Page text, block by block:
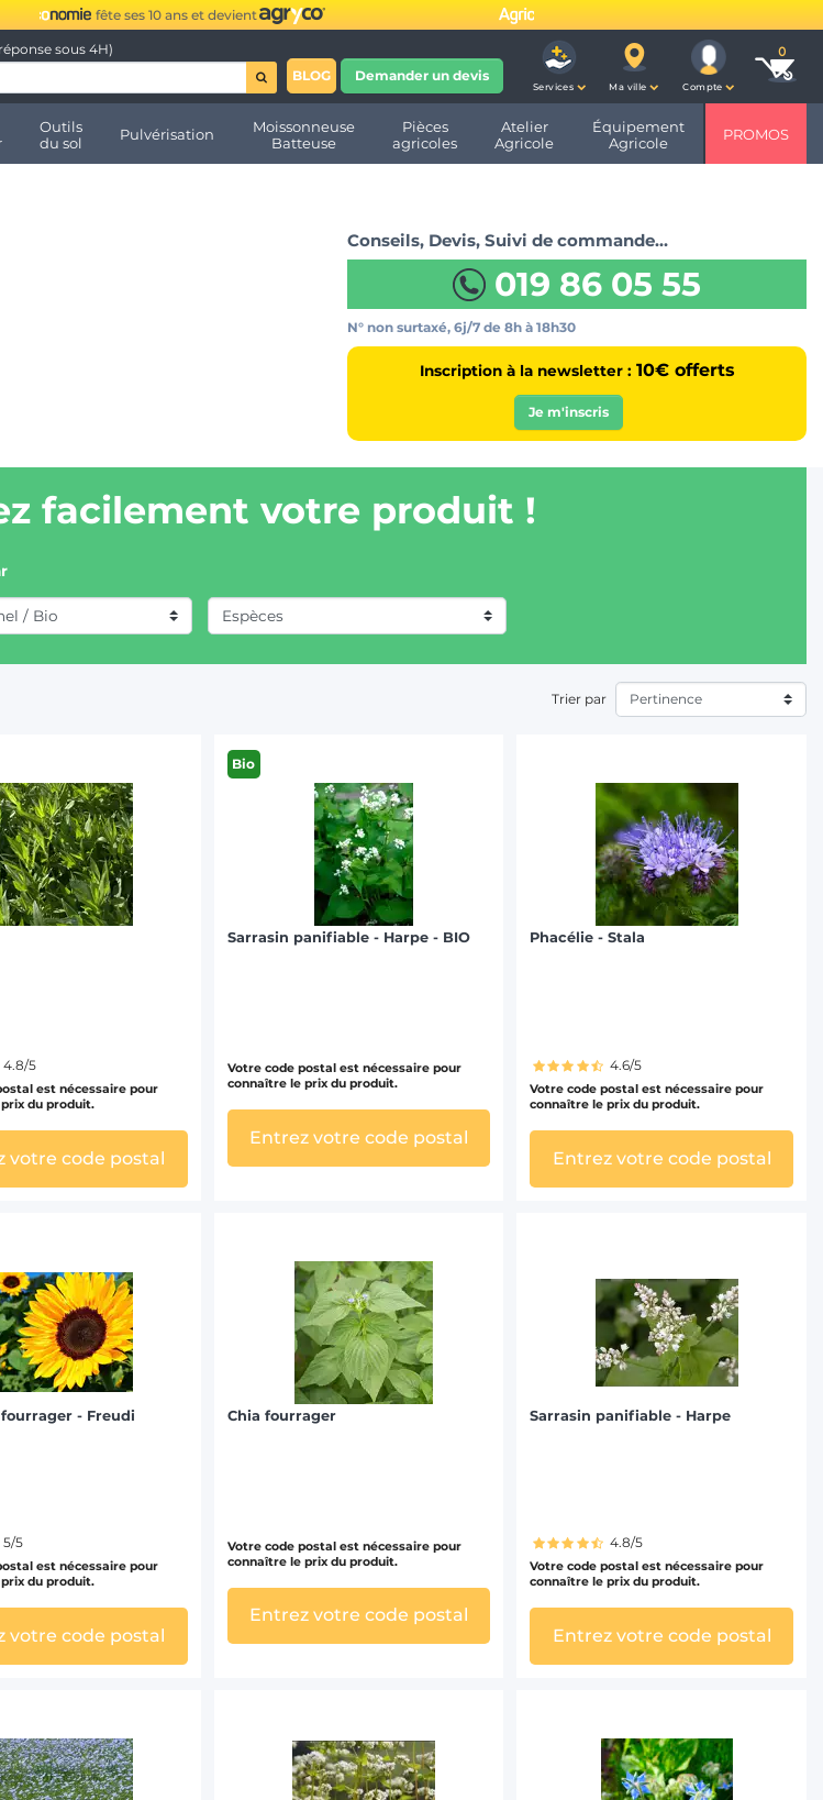
fête ses 10 ans et devient
sous 4H)
BLOG
Demander un devis
Services Ma ville Compte
Outils
du sol
Pulvérisation
Moissonneuse
Batteuse
Pièces
agricoles
Atelier
Agricole
Équipement
Agricole
PROMOS
Conseils, Devis, Suivi de commande…
019 86 05 55
N° non surtaxé, 6j/7 de 8h à 18h30
Inscription à la newsletter : 10€ offerts
Je m'inscris
facilement votre produit !
Trier par
4.8/5
est nécessaire pour
du produit.
votre code postal
Bio
Sarrasin panifiable - Harpe - BIO
Votre code postal est nécessaire pour
connaître le prix du produit.
Entrez votre code postal
Phacélie - Stala
4.6/5
Votre code postal est nécessaire pour
connaître le prix du produit.
Entrez votre code postal
- Freudi
5/5
est nécessaire pour
du produit.
votre code postal
Chia fourrager
Votre code postal est nécessaire pour
connaître le prix du produit.
Entrez votre code postal
Sarrasin panifiable - Harpe
4.8/5
Votre code postal est nécessaire pour
connaître le prix du produit.
Entrez votre code postal